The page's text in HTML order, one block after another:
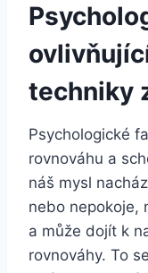
techniky
Psychologické
rovnováhu a
náš mysl
nebo nepokoje,
a může dojít k
rovnováhy. To